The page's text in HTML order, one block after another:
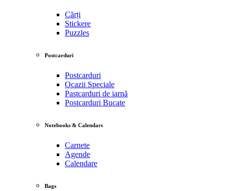
Cărți
Stickere
Puzzles
Postcarduri
Postcarduri
Ocazii Speciale
Pastcarduri de iarnă
Postcarduri Bucate
Notebooks & Calendars
Carnete
Agende
Calendare
Bags